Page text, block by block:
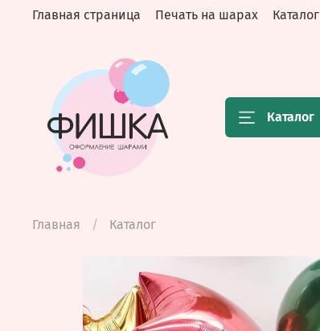
Главная страница Печать на шарах Каталог
Каталог
Главная Каталог